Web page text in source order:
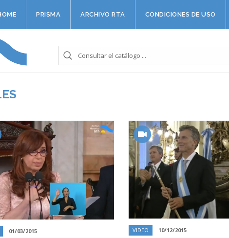
PRISMA ARCHIVO RTA CONDICIONES DE USO
01/03/2015 VIDEO 10/12/2015